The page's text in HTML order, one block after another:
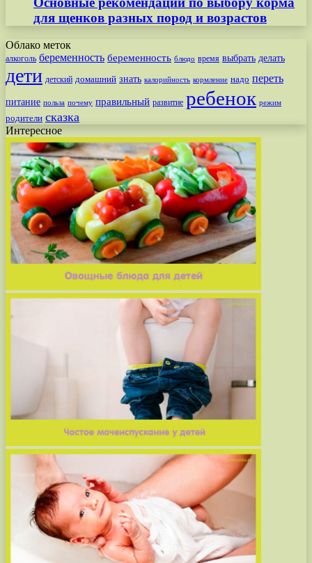
для щенков разных пород и возрастов
Облако меток
алкоголь беременность беременность блюдо время выбрать делать
дети детский домашний знать калорийность кормление надо переть
питание польза почему правильный развитие ребенок режим
родители сказка
Интересное